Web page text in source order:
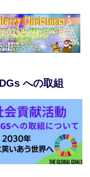
への取組